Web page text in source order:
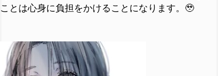
ことは心身に負担をかけることになります。🥹